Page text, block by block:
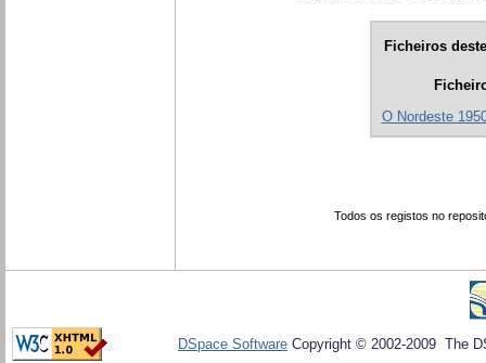
Ficheiros
O Nordeste
Todos os registos no
DSpace Software Copyright © 2002-2009 The